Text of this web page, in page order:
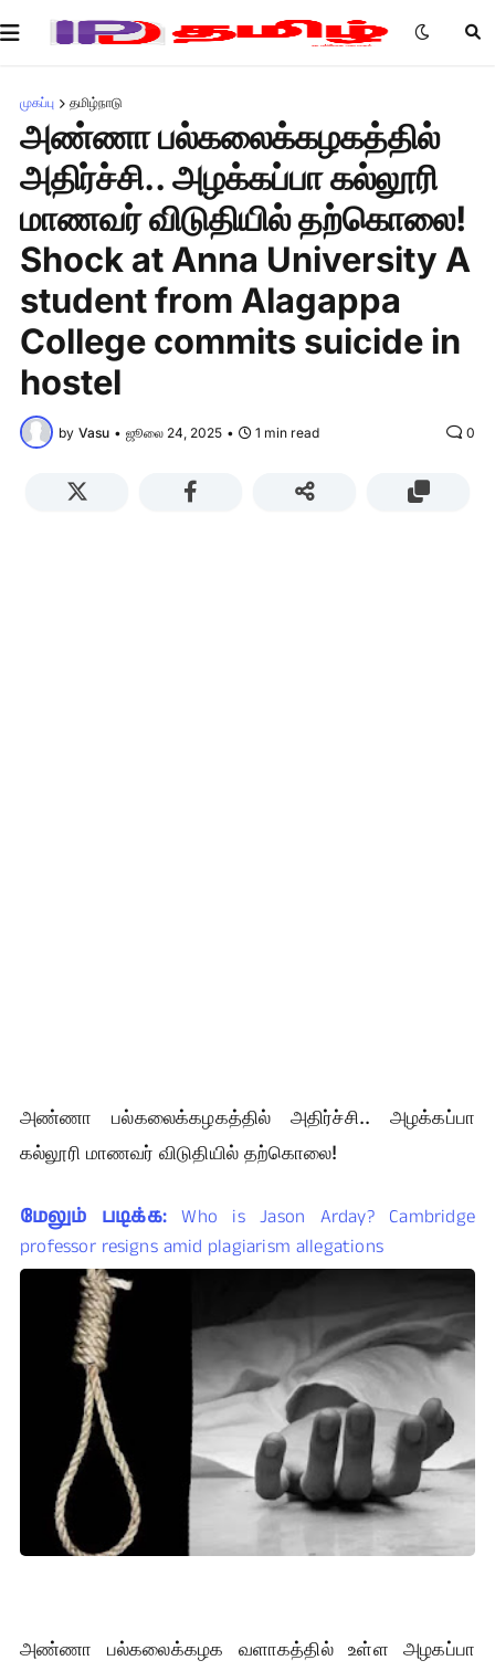
முகப்பு தமிழ்நாடு
அண்ணா பல்கலைக்கழகத்தில்
அதிர்ச்சி.. அழக்கப்பா கல்லூரி
மாணவர் விடுதியில் தற்கொலை!
Shock at Anna University A
student from Alagappa
College commits suicide in
hostel
by Vasu • ஜூலை 24, 2025 • 1 min read 0
அண்ணா பல்கலைக்கழகத்தில் அதிர்ச்சி.. அழக்கப்பா
கல்லூரி மாணவர் விடுதியில் தற்கொலை!
மேலும் படிக்க: Who is Jason Arday? Cambridge
professor resigns amid plagiarism allegations
அண்ணா பல்கலைக்கழக வளாகத்தில் உள்ள அழகப்பா